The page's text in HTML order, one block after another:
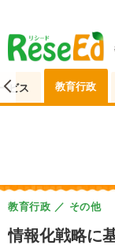
ビス 教育行政
情報化戦略に
教育行政 その他